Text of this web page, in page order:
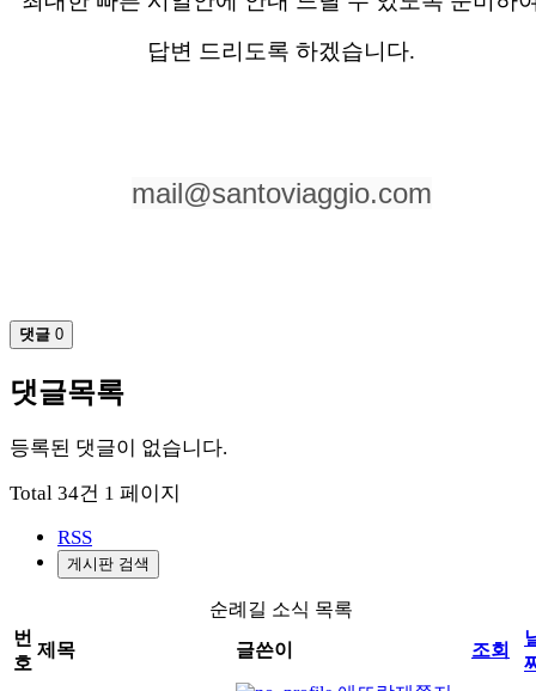
답변 드리도록 하겠습니다.
mail@santoviaggio.com
댓글 0
댓글목록
등록된 댓글이 없습니다.
Total 34건 1 페이지
RSS
게시판 검색
순례길 소식 목록
번
호
제목 글쓴이 조회